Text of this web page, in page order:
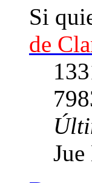
Si
de